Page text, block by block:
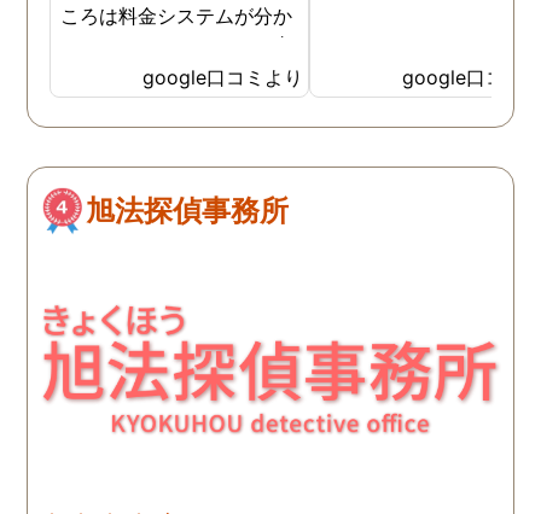
ころは料金システムが分か
りづらくて、どれだけお金
がかかるか分からず不安だ
ったので、こちらで安心し
ました。 ありがとうござい
google口コミより google口コミ
旭法探偵事務所